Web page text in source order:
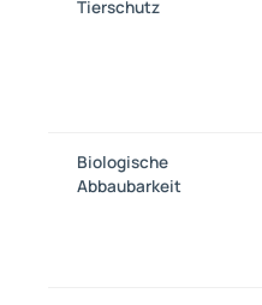
Tierschutz
Biologische
Abbaubarkeit